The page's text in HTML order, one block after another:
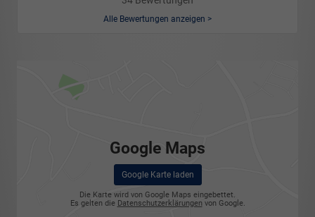
Alle Bewertungen anzeigen >
Google Maps
Google Karte laden
Die Karte wird von Google Maps eingebettet.
Es gelten die Datenschutzerklärungen von Google.